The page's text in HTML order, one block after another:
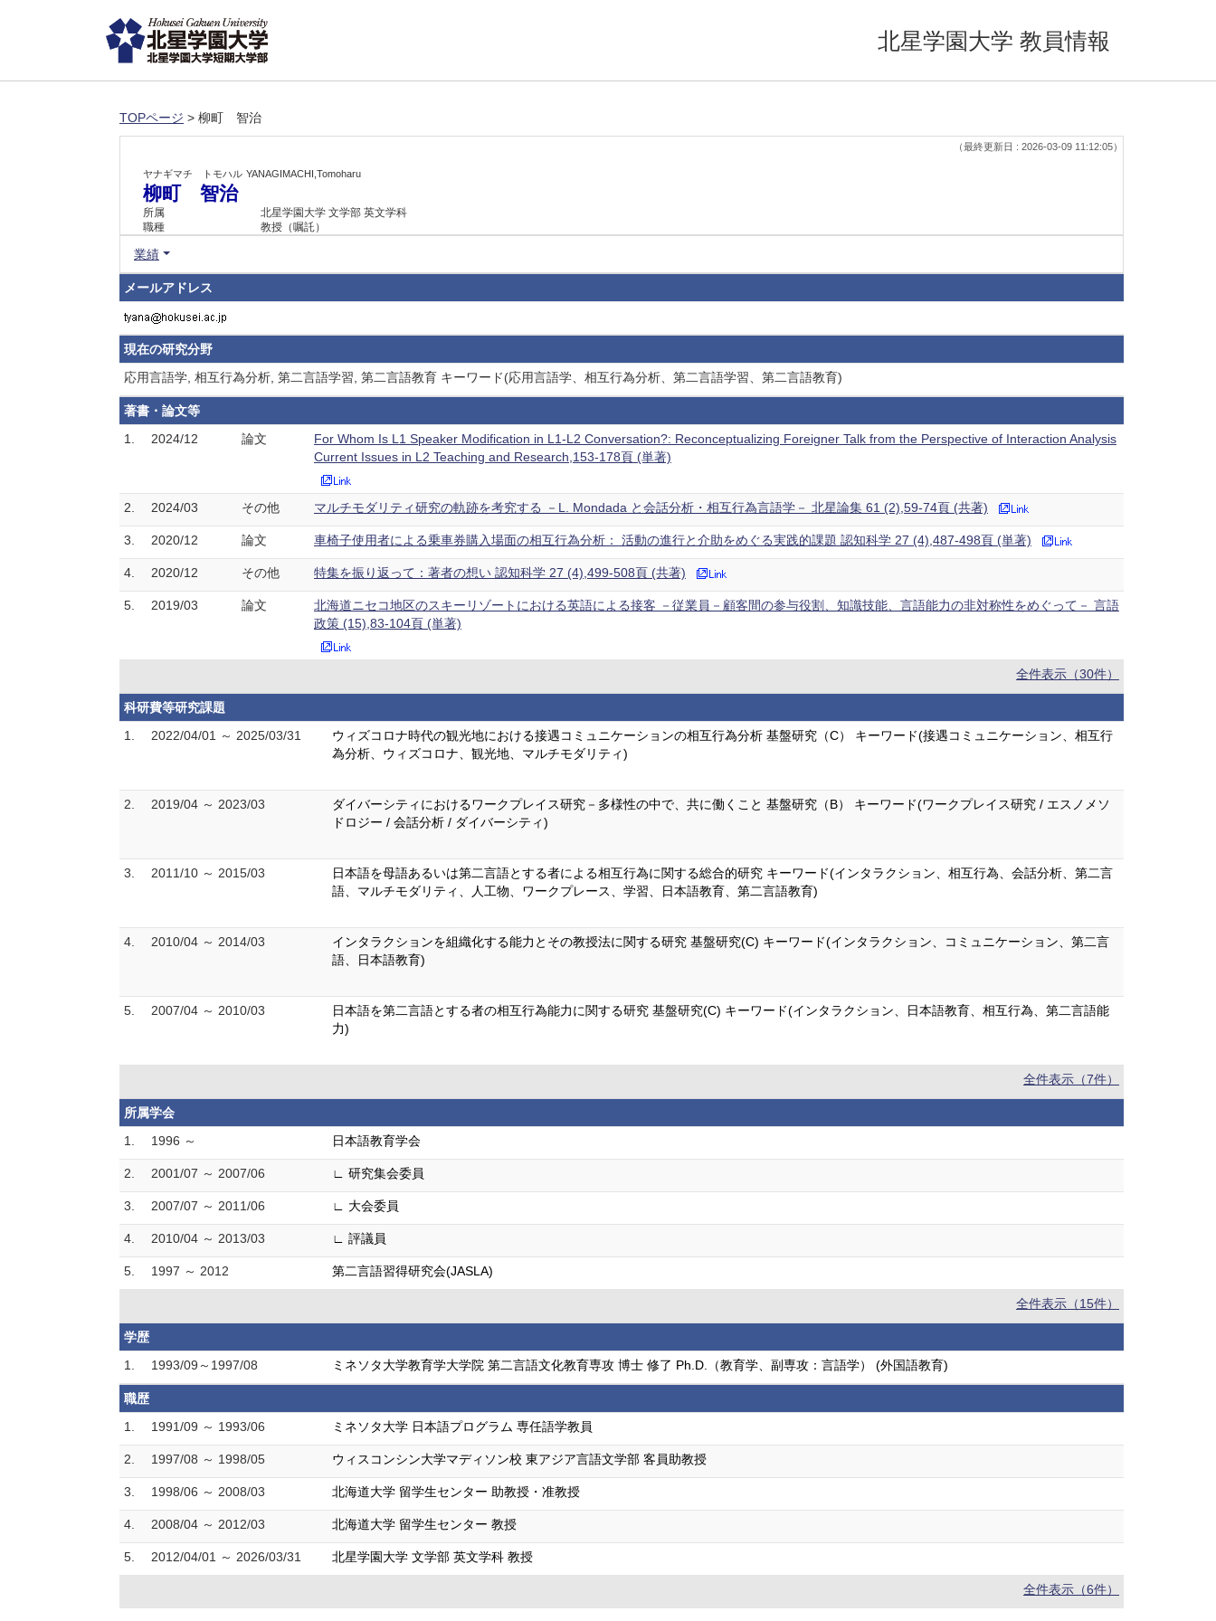
北星学園大学 教員情報
TOPページ > 柳町 智治
（最終更新日 : 2026-03-09 11:12:05）
ヤナギマチ トモハル YANAGIMACHI,Tomoharu
柳町 智治
所属
北星学園大学 文学部 英文学科
職種
教授（嘱託）
業績
メールアドレス
現在の研究分野
応用言語学, 相互行為分析, 第二言語学習, 第二言語教育 キーワード(応用言語学、相互行為分析、第二言語学習、第二言語教育)
著書・論文等
1.
2024/12 論文
For Whom Is L1 Speaker Modification in L1-L2 Conversation?: Reconceptualizing Foreigner Talk from the Perspective of Interaction Analysis
Current Issues in L2 Teaching and Research,153-178頁 (単著)
2. 2024/03 その他 マルチモダリティ研究の軌跡を考究する －L. Mondada と会話分析・相互行為言語学－ 北星論集 61 (2),59-74頁 (共著)
3. 2020/12 論文 車椅子使用者による乗車券購入場面の相互行為分析： 活動の進行と介助をめぐる実践的課題 認知科学 27 (4),487-498頁 (単著)
4. 2020/12 その他 特集を振り返って：著者の想い 認知科学 27 (4),499-508頁 (共著)
5. 2019/03 論文
北海道ニセコ地区のスキーリゾートにおける英語による接客 －従業員－顧客間の参与役割、知識技能、言語能力の非対称性をめぐって－ 言語
政策 (15),83-104頁 (単著)
全件表示（30件）
科研費等研究課題
1.
2022/04/01 ～ 2025/03/31
ウィズコロナ時代の観光地における接遇コミュニケーションの相互行為分析 基盤研究（C） キーワード(接遇コミュニケーション、相互行
為分析、ウィズコロナ、観光地、マルチモダリティ)
2. 2019/04 ～ 2023/03
ダイバーシティにおけるワークプレイス研究－多様性の中で、共に働くこと 基盤研究（B） キーワード(ワークプレイス研究 / エスノメソ
ドロジー / 会話分析 / ダイバーシティ)
3. 2011/10 ～ 2015/03
日本語を母語あるいは第二言語とする者による相互行為に関する総合的研究 キーワード(インタラクション、相互行為、会話分析、第二言
語、マルチモダリティ、人工物、ワークプレース、学習、日本語教育、第二言語教育)
4. 2010/04 ～ 2014/03
インタラクションを組織化する能力とその教授法に関する研究 基盤研究(C) キーワード(インタラクション、コミュニケーション、第二言
語、日本語教育)
5. 2007/04 ～ 2010/03
日本語を第二言語とする者の相互行為能力に関する研究 基盤研究(C) キーワード(インタラクション、日本語教育、相互行為、第二言語能
力)
全件表示（7件）
所属学会
1.
1996 ～ 日本語教育学会
2. 2001/07 ～ 2007/06 ∟ 研究集会委員
3. 2007/07 ～ 2011/06 ∟ 大会委員
4. 2010/04 ～ 2013/03 ∟ 評議員
5. 1997 ～ 2012 第二言語習得研究会(JASLA)
全件表示（15件）
学歴
1.
1993/09～1997/08 ミネソタ大学教育学大学院 第二言語文化教育専攻 博士 修了 Ph.D.（教育学、副専攻：言語学） (外国語教育)
職歴
1.
1991/09 ～ 1993/06 ミネソタ大学 日本語プログラム 専任語学教員
2. 1997/08 ～ 1998/05 ウィスコンシン大学マディソン校 東アジア言語文学部 客員助教授
3. 1998/06 ～ 2008/03 北海道大学 留学生センター 助教授・准教授
4. 2008/04 ～ 2012/03 北海道大学 留学生センター 教授
5. 2012/04/01 ～ 2026/03/31 北星学園大学 文学部 英文学科 教授
全件表示（6件）